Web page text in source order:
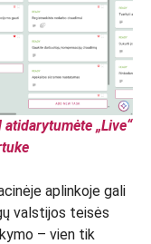
„Live“
aplinkoje gali
valstijos teisės
– vien tik